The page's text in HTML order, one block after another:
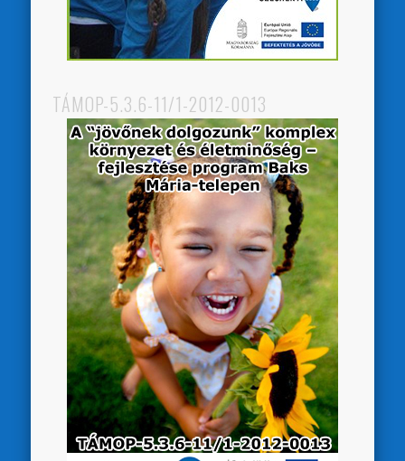
TÁMOP-5.3.6-11/1-2012-0013